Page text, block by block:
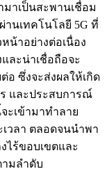
มาเป็นสะพานเชื่อม
านเทคโนโลยี 5G ที่
น้าอย่างต่อเนื่อง
ละน่าเชื่อถือจะ
อ ซึ่งจะส่งผลให้เกิด
และประสบการณ์
ะเข้ามาทำลาย
วลา ตลอดจนนำพา
ไร้ขอบเขตและ
มลำดับ